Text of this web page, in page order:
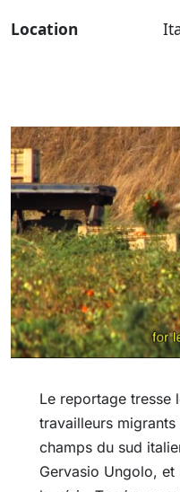
Location
Le reportage tresse
travailleurs
champs du sud
Gervasio Ungolo,